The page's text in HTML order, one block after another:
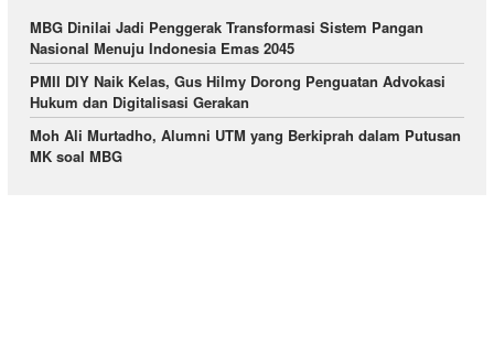
MBG Dinilai Jadi Penggerak Transformasi Sistem Pangan
Nasional Menuju Indonesia Emas 2045
PMII DIY Naik Kelas, Gus Hilmy Dorong Penguatan Advokasi
Hukum dan Digitalisasi Gerakan
Moh Ali Murtadho, Alumni UTM yang Berkiprah dalam Putusan
MK soal MBG